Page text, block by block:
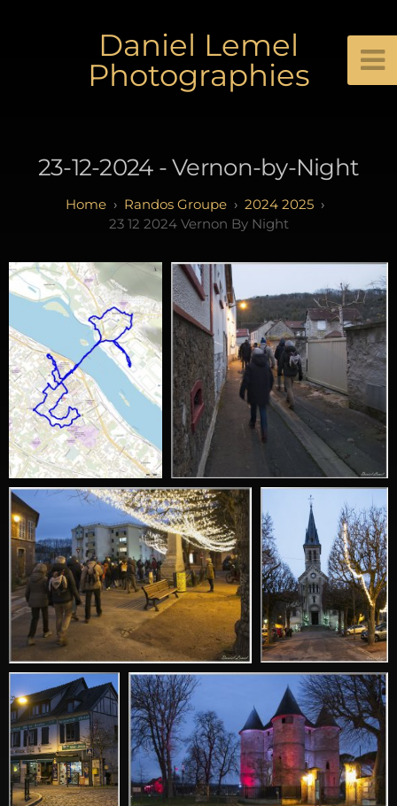
Daniel Lemel
Photographies
23-12-2024 - Vernon-by-Night
Randos Groupe
2024 2025
23 12 2024 Vernon By Night